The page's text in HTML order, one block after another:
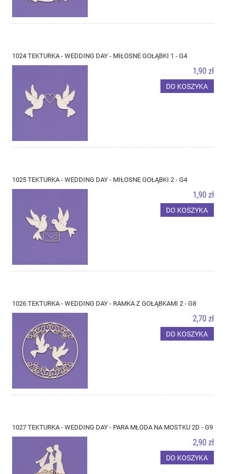
1024 TEKTURKA - WEDDING DAY - MIŁOSNE GOŁĄBKI 1 - G4
1,90 zł
DO KOSZYKA
1025 TEKTURKA - WEDDING DAY - MIŁOSNE GOŁĄBKI 2 - G4
1,90 zł
DO KOSZYKA
1026 TEKTURKA - WEDDING DAY - RAMKA Z GOŁĄBKAMI 2 - G8
2,70 zł
DO KOSZYKA
1027 TEKTURKA - WEDDING DAY - PARA MŁODA NA MOSTKU 2D - G9
2,90 zł
DO KOSZYKA